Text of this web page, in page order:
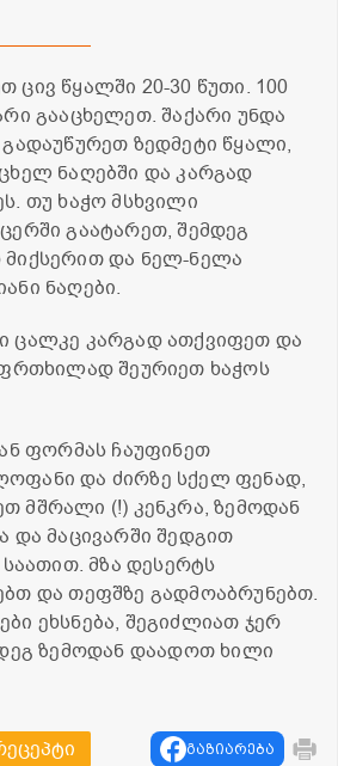
წყალში 20-30 წუთი. 100
გააცხელეთ. შაქარი უნდა
ზედმეტი წყალი,
ნაღებში და კარგად
თუ ხაჭო მსხვილი
გაატარეთ, შემდეგ
და ნელ-ნელა
ნაღები.
ცალკე კარგად ათქვიფეთ და
შეურიეთ ხაჭოს
ფორმას ჩაუფინეთ
და ძირზე სქელ ფენად,
მშრალი (!) კენკრა, ზემოდან
და მაცივარში შედგით
მზა დესერტს
და თეფშზე გადმოაბრუნებთ.
ეხსნება, შეგიძლიათ ჯერ
ზემოდან დაადოთ ხილი
გაზიარება